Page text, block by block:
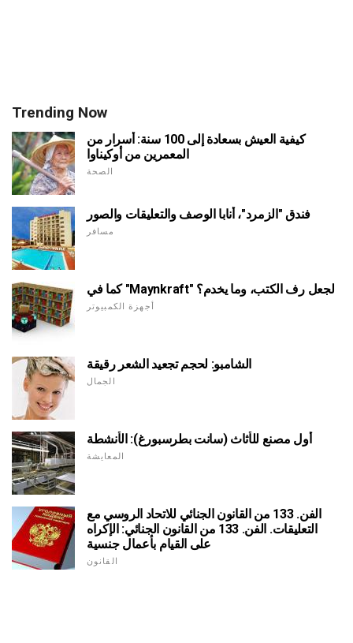
Trending Now
كيفية العيش بسعادة إلى 100 سنة: أسرار من
المعمرين من أوكيناوا
الصحة
فندق "الزمرد"، أنابا الوصف والتعليقات والصور
مسافر
كما في "Maynkraft" لجعل رف الكتب، وما يخدم؟
أجهزة الكمبيوتر
الشامبو: لحجم تجعيد الشعر رقيقة
الجمال
أول مصنع للأثاث (سانت بطرسبورغ): الأنشطة
المعايشة
الفن. 133 من القانون الجنائي للاتحاد الروسي مع
التعليقات. الفن. 133 من القانون الجنائي: الإكراه
على القيام بأعمال جنسية
القانون